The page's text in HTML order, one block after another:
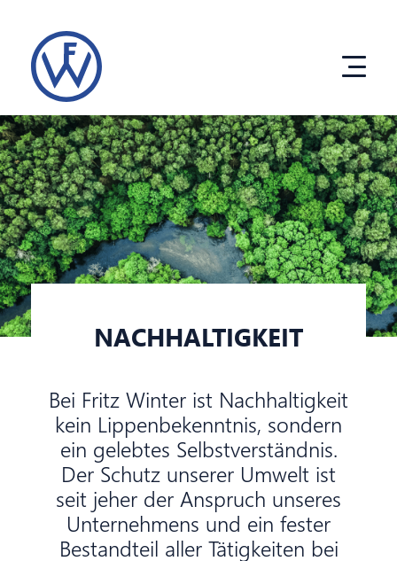
Inhalt
Produkte
Entwicklung
eco solutions
News & Downloads
Karriere
EN
NACHHALTIGKEIT
Bei Fritz Winter ist Nachhaltigkeit
kein Lippenbekenntnis, sondern
ein gelebtes Selbstverständnis.
Der Schutz unserer Umwelt ist
seit jeher der Anspruch unseres
Unternehmens und ein fester
Bestandteil aller Tätigkeiten bei